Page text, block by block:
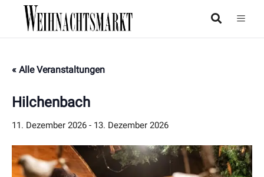
« Alle Veranstaltungen
Hilchenbach
11. Dezember 2026 - 13. Dezember 2026